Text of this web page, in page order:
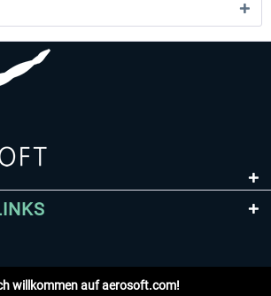
willkommen auf aerosoft.com!